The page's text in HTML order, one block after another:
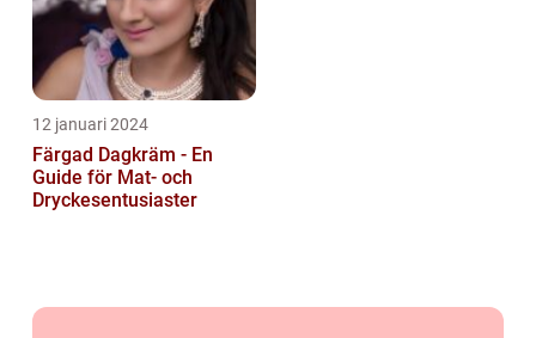
12 januari 2024
Färgad Dagkräm - En
Guide för Mat- och
Dryckesentusiaster